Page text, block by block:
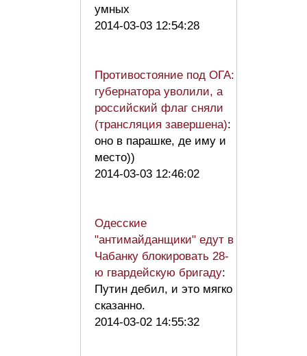
умных
2014-03-03 12:54:28
Противостояние под ОГА:
губернатора уволили, а
российский флаг сняли
(трансляция завершена):
оно в парашке, де иму и
место))
2014-03-03 12:46:02
Одесские
"антимайданщики" едут в
Чабанку блокировать 28-
ю гвардейскую бригаду:
Путин дебил, и это мягко
сказанно.
2014-03-02 14:55:32